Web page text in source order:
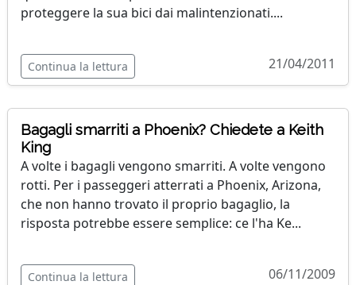
proteggere la sua bici dai malintenzionati....
Continua la lettura 21/04/2011
Bagagli smarriti a Phoenix? Chiedete a Keith
King
A volte i bagagli vengono smarriti. A volte vengono
rotti. Per i passeggeri atterrati a Phoenix, Arizona,
che non hanno trovato il proprio bagaglio, la
risposta potrebbe essere semplice: ce l'ha Ke...
Continua la lettura 06/11/2009